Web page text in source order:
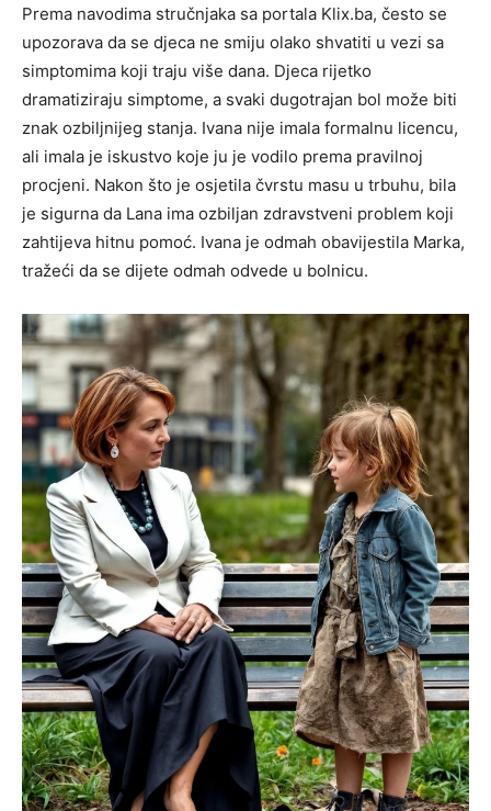
Prema navodima stručnjaka sa portala Klix.ba, često se
upozorava da se djeca ne smiju olako shvatiti u vezi sa
simptomima koji traju više dana. Djeca rijetko
dramatiziraju simptome, a svaki dugotrajan bol može biti
znak ozbiljnijeg stanja. Ivana nije imala formalnu licencu,
ali imala je iskustvo koje ju je vodilo prema pravilnoj
procjeni. Nakon što je osjetila čvrstu masu u trbuhu, bila
je sigurna da Lana ima ozbiljan zdravstveni problem koji
zahtijeva hitnu pomoć. Ivana je odmah obavijestila Marka,
tražeći da se dijete odmah odvede u bolnicu.